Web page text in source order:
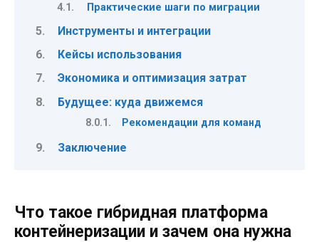
Практические шаги по миграции
Инструменты и интеграции
Кейсы использования
Экономика и оптимизация затрат
Будущее: куда движемся
Рекомендации для команд
Заключение
Что такое гибридная платформа
контейнеризации и зачем она нужна